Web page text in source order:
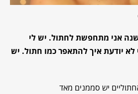
אני מתחפשת לחתול. יש לי
לא יודעת איך להתאפר כמו חתול. יש
יש סממנים מאד